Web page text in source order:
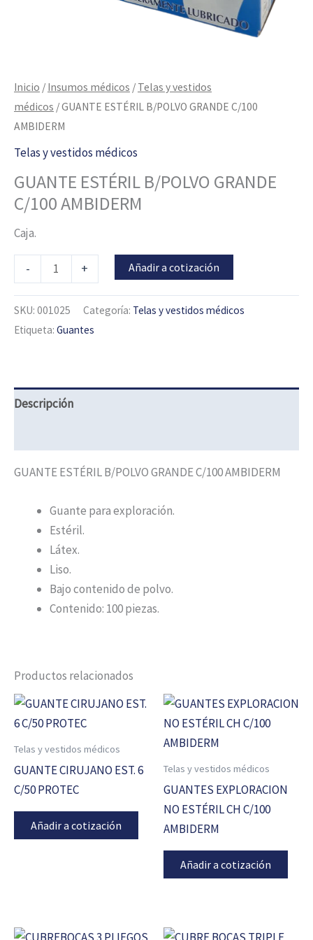
Inicio / Insumos médicos / Telas y vestidos
médicos / GUANTE ESTÉRIL B/POLVO GRANDE C/100
AMBIDERM
Telas y vestidos médicos
GUANTE ESTÉRIL B/POLVO GRANDE
C/100 AMBIDERM
Caja.
- + Añadir a cotización
SKU: 001025 Categoría: Telas y vestidos médicos
Etiqueta: Guantes
Descripción
GUANTE ESTÉRIL B/POLVO GRANDE C/100 AMBIDERM
Guante para exploración.
Estéril.
Látex.
Liso.
Bajo contenido de polvo.
Contenido: 100 piezas.
Productos relacionados
Telas y vestidos médicos
GUANTE CIRUJANO EST. 6
C/50 PROTEC
Añadir a cotización
Telas y vestidos médicos
GUANTES EXPLORACION
NO ESTÉRIL CH C/100
AMBIDERM
Añadir a cotización